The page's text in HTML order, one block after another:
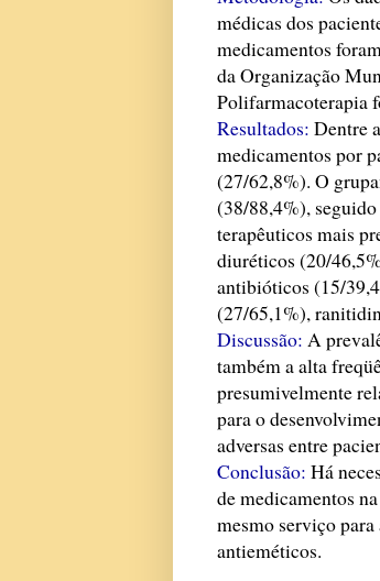
médicas dos
medicamentos
da Organização
Polifarmacoterapia
Resultados: Dentre
medicamentos por
(27/62,8%). O
(38/88,4%),
terapêuticos mais
diuréticos (20/
antibióticos (15/
(27/65,1%),
Discussão: A
também a alta
presumivelmente
para o
adversas entre
Conclusão: Há
de medicamentos
mesmo serviço para
antieméticos.